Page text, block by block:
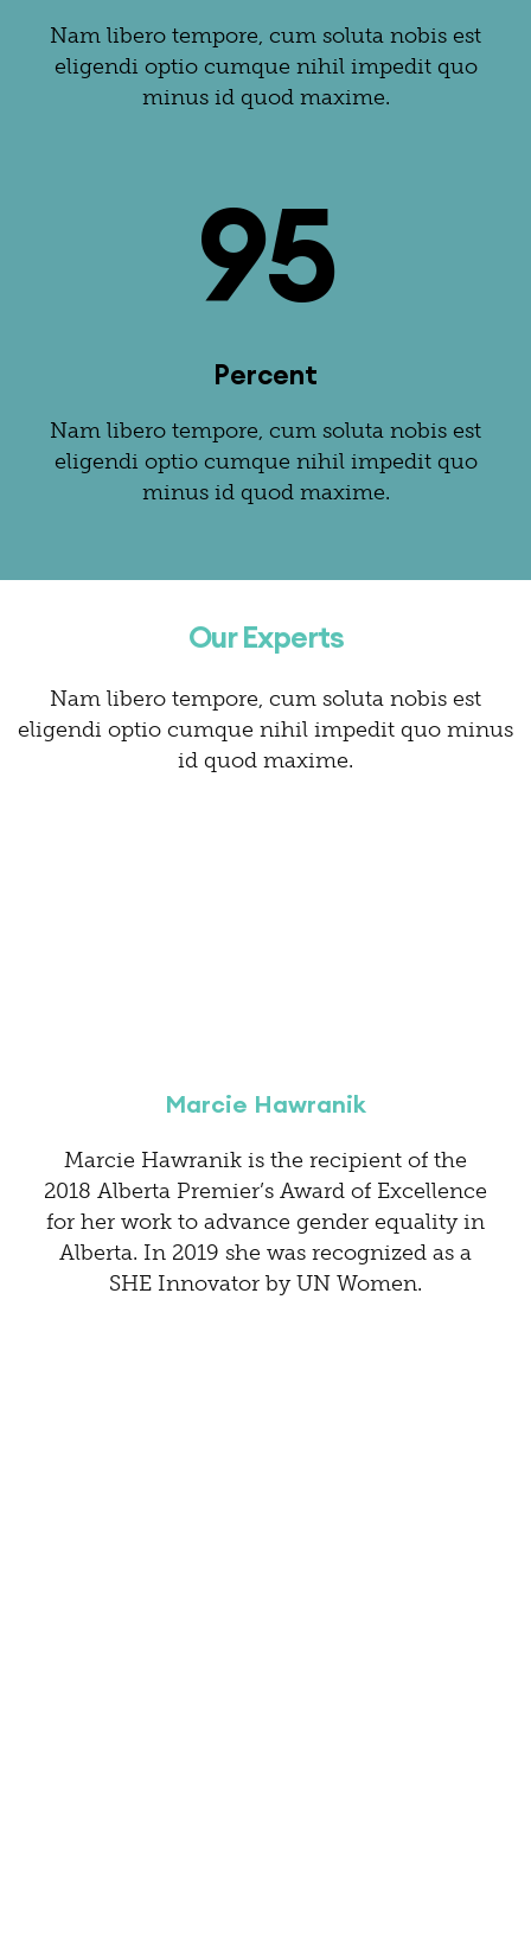
Nam libero tempore, cum soluta nobis est
eligendi optio cumque nihil impedit quo
minus id quod maxime.
95
Percent
Nam libero tempore, cum soluta nobis est
eligendi optio cumque nihil impedit quo
minus id quod maxime.
Our Experts
Nam libero tempore, cum soluta nobis est
eligendi optio cumque nihil impedit quo minus
id quod maxime.
Marcie Hawranik
Marcie Hawranik is the recipient of the
2018 Alberta Premier’s Award of Excellence
for her work to advance gender equality in
Alberta. In 2019 she was recognized as a
SHE Innovator by UN Women.